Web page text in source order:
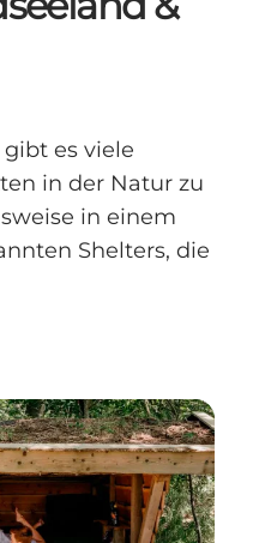
es viele
in der Natur zu
in einem
Shelters, die